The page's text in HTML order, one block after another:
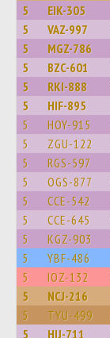
5 EIK-305
5 VAZ-997
5 MGZ-786
5 BZC-601
5 RKI-888
5 HIF-895
5 HOY-915
5 ZGU-122
5 RGS-597
5 OGS-877
5 CCE-542
5 CCE-645
5 KGZ-903
5 YBF-486
5 IOZ-132
5 NCJ-216
5 TYU-499
5 HIJ-711